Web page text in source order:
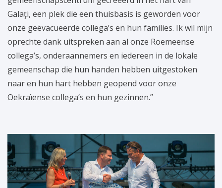
Galaţi, een plek die een thuisbasis is geworden voor
onze geëvacueerde collega’s en hun families. Ik wil mijn
oprechte dank uitspreken aan al onze Roemeense
collega’s, onderaannemers en iedereen in de lokale
gemeenschap die hun handen hebben uitgestoken
naar en hun hart hebben geopend voor onze
Oekraïense collega’s en hun gezinnen.”